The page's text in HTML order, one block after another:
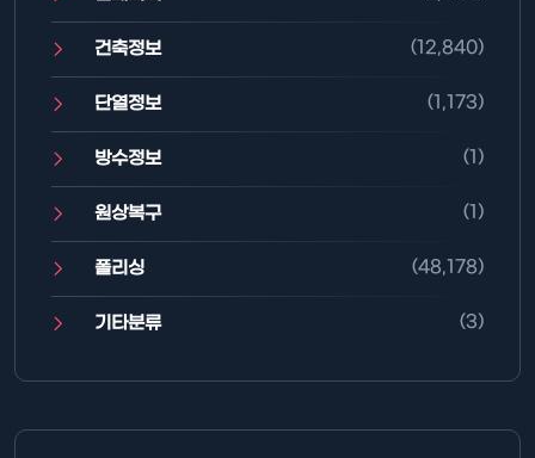
건축정보 (12,840)
단열정보 (1,173)
방수정보 (1)
원상복구 (1)
폴리싱 (48,178)
기타분류 (3)